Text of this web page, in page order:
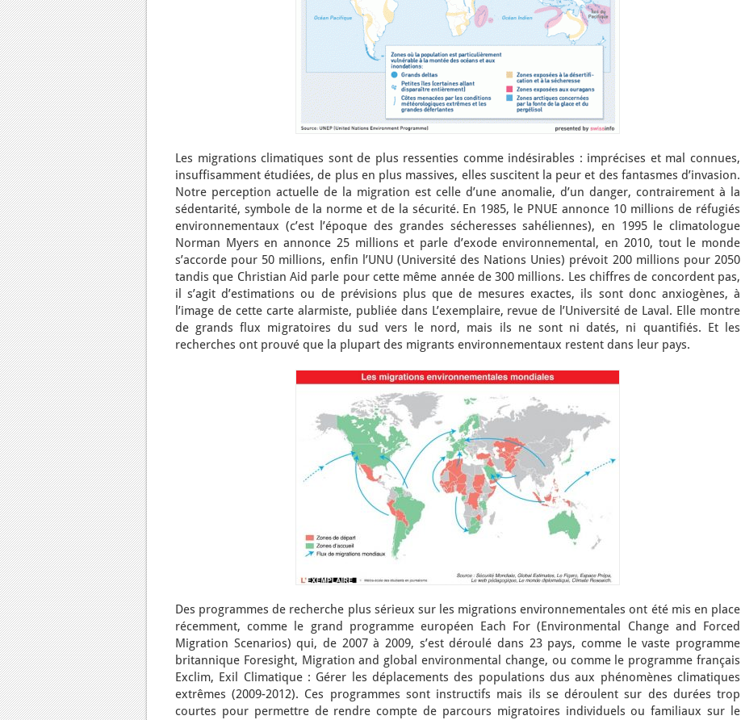
Les migrations climatiques sont de plus ressenties comme indésirables : imprécises et mal connues,
insuffisamment étudiées, de plus en plus massives, elles suscitent la peur et des fantasmes d’invasion.
Notre perception actuelle de la migration est celle d’une anomalie, d’un danger, contrairement à la
sédentarité, symbole de la norme et de la sécurité. En 1985, le PNUE annonce 10 millions de réfugiés
environnementaux (c’est l’époque des grandes sécheresses sahéliennes), en 1995 le climatologue
Norman Myers en annonce 25 millions et parle d’exode environnemental, en 2010, tout le monde
s’accorde pour 50 millions, enfin l’UNU (Université des Nations Unies) prévoit 200 millions pour 2050
tandis que Christian Aid parle pour cette même année de 300 millions. Les chiffres de concordent pas,
il s’agit d’estimations ou de prévisions plus que de mesures exactes, ils sont donc anxiogènes, à
l’image de cette carte alarmiste, publiée dans L’exemplaire, revue de l’Université de Laval. Elle montre
de grands flux migratoires du sud vers le nord, mais ils ne sont ni datés, ni quantifiés. Et les
recherches ont prouvé que la plupart des migrants environnementaux restent dans leur pays.
Des programmes de recherche plus sérieux sur les migrations environnementales ont été mis en place
récemment, comme le grand programme européen Each For (Environmental Change and Forced
Migration Scenarios) qui, de 2007 à 2009, s’est déroulé dans 23 pays, comme le vaste programme
britannique Foresight, Migration and global environmental change, ou comme le programme français
Exclim, Exil Climatique : Gérer les déplacements des populations dus aux phénomènes climatiques
extrêmes (2009-2012). Ces programmes sont instructifs mais ils se déroulent sur des durées trop
courtes pour permettre de rendre compte de parcours migratoires individuels ou familiaux sur le